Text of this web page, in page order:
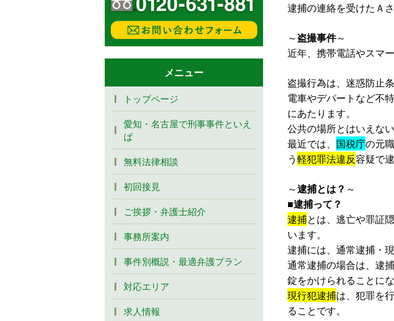
逮捕の連絡を受けたＡ
～盗撮事件～
近年、携帯電話やスマ
盗撮行為は、迷惑防止
電車やデパートなど不
にあたります。
公共の場所とはいえな
最近では、 国税庁の元
う軽犯罪法違反容疑で
～逮捕とは？ ～
■逮捕って？
逮捕とは、逃亡や罪証
います。
逮捕には、通常逮捕・
通常逮捕の場合は、逮
錠をかけられることにな
現行犯逮捕は、犯罪を
ることです。
メニュー
トップページ
愛知・名古屋で刑事事件といえ
ば
無料法律相談
初回接見
ご挨拶・弁護士紹介
事務所案内
事件別概説・最適弁護プラン
対応エリア
求人情報